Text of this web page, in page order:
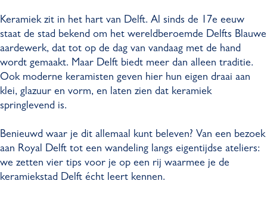
Keramiek zit in het hart van Delft. Al sinds de 17e eeuw
staat de stad bekend om het wereldberoemde Delfts Blauwe
aardewerk, dat tot op de dag van vandaag met de hand
wordt gemaakt. Maar Delft biedt meer dan alleen traditie.
Ook moderne keramisten geven hier hun eigen draai aan
klei, glazuur en vorm, en laten zien dat keramiek
springlevend is.
Benieuwd waar je dit allemaal kunt beleven? Van een bezoek
aan Royal Delft tot een wandeling langs eigentijdse ateliers:
we zetten vier tips voor je op een rij waarmee je de
keramiekstad Delft écht leert kennen.